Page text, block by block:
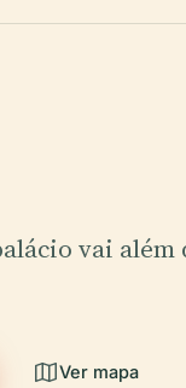
vai além
Ver mapa